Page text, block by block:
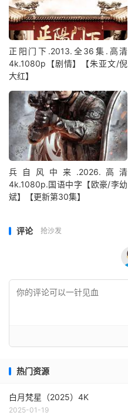
正阳门下.2013.全36集.高清
4k.1080p【剧情】【朱亚文/倪
大红】
兵自风中来‎.2026.高清
4k.1080p.国语中字【欧豪/李幼
斌】【更新第30集】
评论 抢沙发
热门资源
白月梵星（2025）4K
2025-01-19